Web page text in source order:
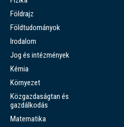
Földrajz
Földtudományok
Irodalom
Jog és intézmények
Kémia
Környezet
Közgazdaságtan és
gazdálkodás
Matematika